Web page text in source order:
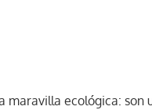
maravilla ecológica: